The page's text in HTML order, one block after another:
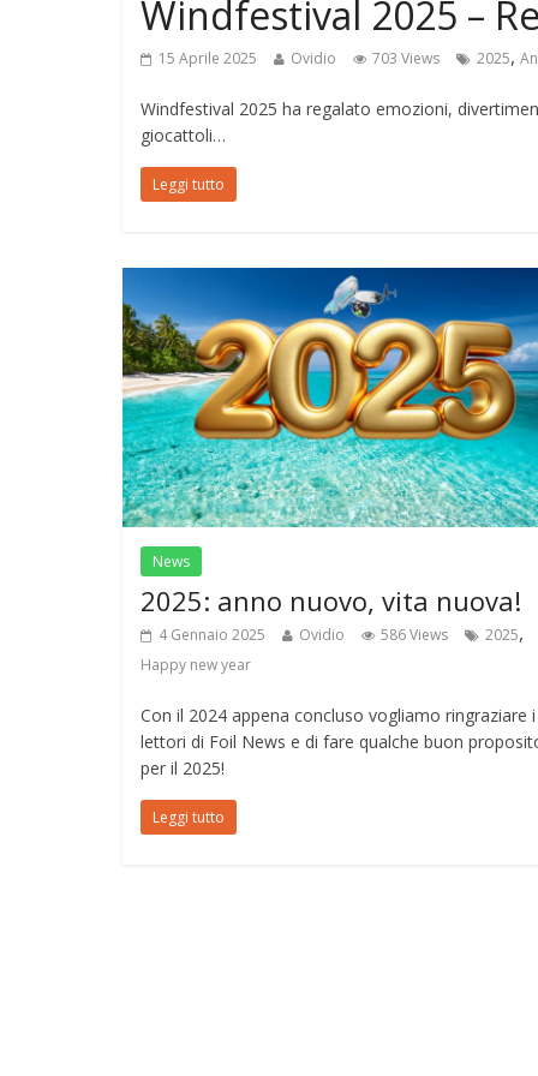
Windfestival 2025 –
15 Aprile 2025 Ovidio 703 Views 2025,
Windfestival 2025 ha regalato emozioni,
giocattoli…
Leggi tutto
News
2025: anno nuovo, vita nuova!
4 Gennaio 2025 Ovidio 586 Views 2025,
Happy new year
Con il 2024 appena concluso vogliamo ringraziare i
lettori di Foil News e di fare qualche buon
per il 2025!
Leggi tutto